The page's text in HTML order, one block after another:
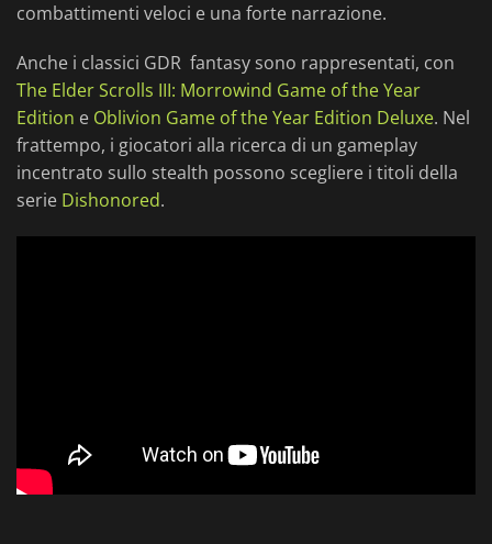
combattimenti veloci e una forte narrazione.
Anche i classici GDR fantasy sono rappresentati, con
The Elder Scrolls III: Morrowind Game of the Year
Edition e Oblivion Game of the Year Edition Deluxe. Nel
frattempo, i giocatori alla ricerca di un gameplay
incentrato sullo stealth possono scegliere i titoli della
serie Dishonored.